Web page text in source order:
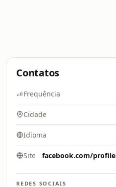
Contatos
Frequência
Cidade
Idioma
Site facebook.com/
REDES SOCIAIS